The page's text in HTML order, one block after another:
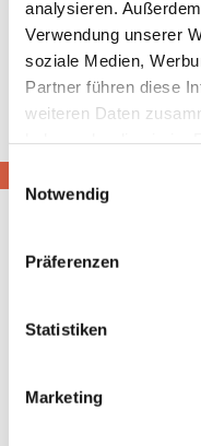
analysieren.
Verwendung unserer
soziale Medien,
Partner führen diese
weiteren Daten
Notwendig
Präferenzen
Statistiken
Marketing
Startseite»
Trauerbewältigung
Trauerbewältigung -